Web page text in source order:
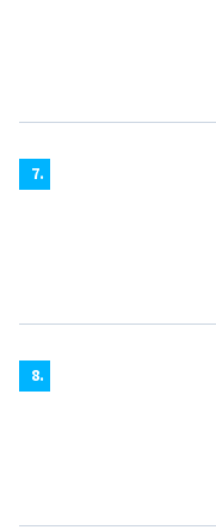
7.
8.